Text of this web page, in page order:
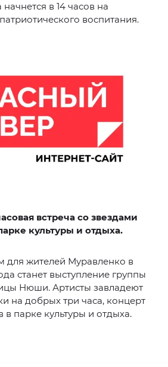
в 14 часов на
воспитания.
встреча со звездами
культуры и отдыха.
жителей Муравленко в
станет выступление группы
Нюши. Артисты завладеют
на добрых три часа, концерт
в парке культуры и отдыха.